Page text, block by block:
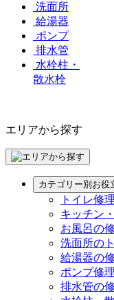
洗面所
給湯器
ポンプ
排水管
水栓柱・
散水栓
エリアから探す
カテゴリー別お役
トイレ修理
キッチン
お風呂の
洗面所の
給湯器の
ポンプ修理
排水管の